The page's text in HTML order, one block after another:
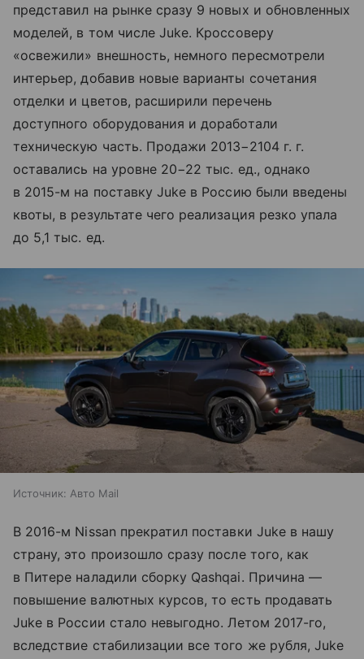
представил на рынке сразу 9 новых и обновленных
моделей, в том числе Juke. Кроссоверу
«освежили» внешность, немного пересмотрели
интерьер, добавив новые варианты сочетания
отделки и цветов, расширили перечень
доступного оборудования и доработали
техническую часть. Продажи 2013−2104 г. г.
оставались на уровне 20−22 тыс. ед., однако
в 2015-м на поставку Juke в Россию были введены
квоты, в результате чего реализация резко упала
до 5,1 тыс. ед.
Источник: Авто Mail
В 2016-м Nissan прекратил поставки Juke в нашу
страну, это произошло сразу после того, как
в Питере наладили сборку Qashqai. Причина —
повышение валютных курсов, то есть продавать
Juke в России стало невыгодно. Летом 2017-го,
вследствие стабилизации все того же рубля, Juke